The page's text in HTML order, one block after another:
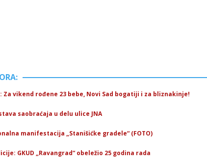
Za vikend rođene 23 bebe, Novi Sad bogatiji i za bliznakinje!
saobraćaja u delu ulice JNA
manifestacija „Stanišićke gradele“ (FOTO)
GKUD „Ravangrad“ obeležio 25 godina rada